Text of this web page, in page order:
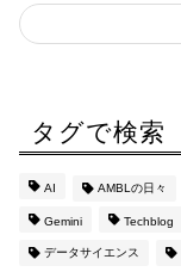
タグで検索
AI AMBLの日々
Gemini Techblog
データサイエンス